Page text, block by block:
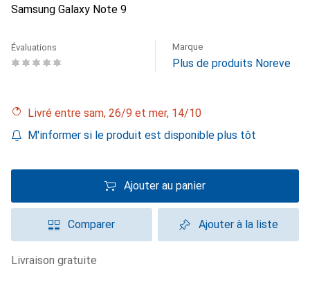
Samsung Galaxy Note 9
Évaluations Marque
Plus de produits Noreve
Livré entre sam, 26/9 et mer, 14/10
M'informer si le produit est disponible plus tôt
Ajouter au panier
Comparer Ajouter à la liste
livraison gratuite